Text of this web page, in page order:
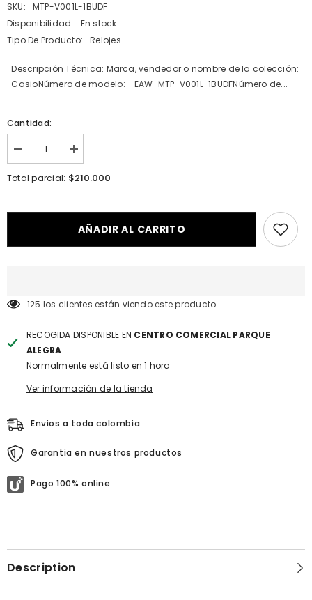
SKU:
MTP-V001L-1BUDF
Disponibilidad:
En stock
Tipo De Producto:
Relojes
Descripción Técnica: Marca, vendedor o nombre de la colección:
CasioNúmero de modelo: EAW-MTP-V001L-1BUDFNúmero de...
Cantidad:
Error:
Missing
interpolation
cantidad
I18n
Error:
Missing
&quot;Aumentar
cantidad
Total parcial: $210.000
AÑADIR AL CARRITO
125 los clientes están viendo este producto
RECOGIDA DISPONIBLE EN CENTRO COMERCIAL PARQUE
ALEGRA
Normalmente está listo en 1 hora
Ver información de la tienda
Envios a toda colombia
Garantia en nuestros productos
Pago 100% online
Description